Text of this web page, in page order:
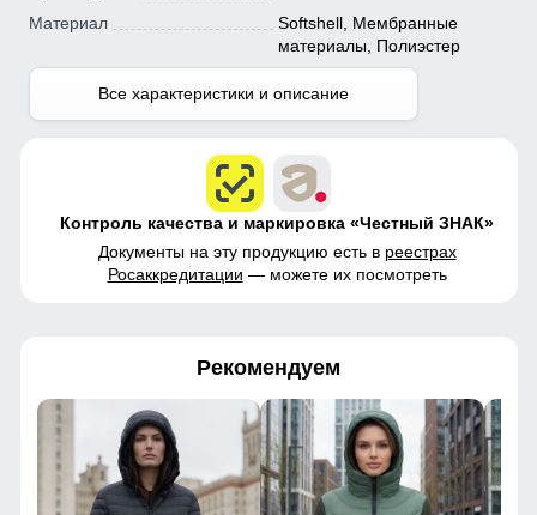
Материал
Softshell, Мембранные
материалы, Полиэстер
Все характеристики и описание
Контроль качества и маркировка «Честный ЗНАК»
Документы на эту продукцию есть в реестрах
Росаккредитации — можете их посмотреть
Рекомендуем